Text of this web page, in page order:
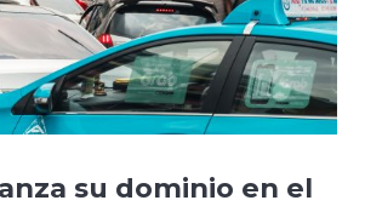
su dominio en el